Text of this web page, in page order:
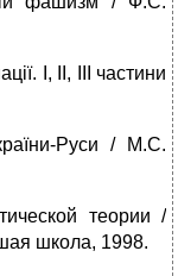
І, ІІ, ІІІ частини
Руси / М.С.
теории /
школа, 1998.